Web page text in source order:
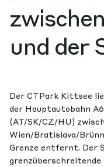
und der
Der CTPark Kittsee
der Hauptautobahn
(AT/SK/CZ/HU)
Wien/Bratislava/
Grenze entfernt. Der